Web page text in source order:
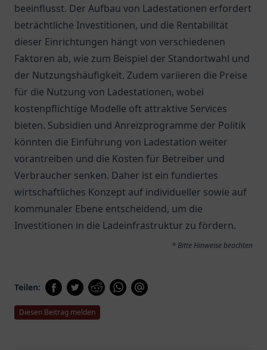
beeinflusst. Der Aufbau von Ladestationen erfordert
beträchtliche Investitionen, und die Rentabilität
dieser Einrichtungen hängt von verschiedenen
Faktoren ab, wie zum Beispiel der Standortwahl und
der Nutzungshäufigkeit. Zudem variieren die Preise
für die Nutzung von Ladestationen, wobei
kostenpflichtige Modelle oft attraktive Services
bieten. Subsidien und Anreizprogramme der Politik
könnten die Einführung von Ladestation weiter
vorantreiben und die Kosten für Betreiber und
Verbraucher senken. Daher ist ein fundiertes
wirtschaftliches Konzept auf individueller sowie auf
kommunaler Ebene entscheidend, um die
Investitionen in die Ladeinfrastruktur zu fördern.
* Bitte Hinweise beachten
Teilen:
Diesen Beitrag melden